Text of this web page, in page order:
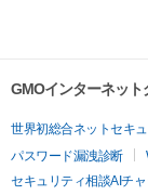
GMOインターネッ
世界初総合ネットセキ
パスワード漏洩診断
セキュリティ相談AIチャ